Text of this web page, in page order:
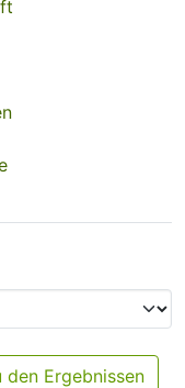
den Ergebnissen